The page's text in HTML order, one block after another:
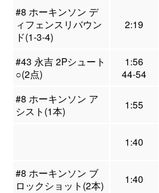
#8 ホーキンソン デ
ィフェンスリバウン
ド(1-3-4)
2:19
#43 永吉 2Pシュート
○(2点)
1:56
44-54
#8 ホーキンソン ア
シスト(1本)
1:55
1:40
#8 ホーキンソン ブ
ロックショット(2本)
1:40